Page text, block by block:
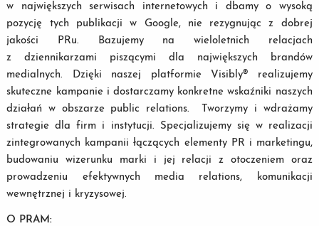
w największych serwisach internetowych i dbamy o wysoką
pozycję tych publikacji w Google, nie rezygnując z dobrej
jakości PRu. Bazujemy na wieloletnich relacjach
z dziennikarzami piszącymi dla największych brandów
medialnych. Dzięki naszej platformie Visibly® realizujemy
skuteczne kampanie i dostarczamy konkretne wskaźniki naszych
działań w obszarze public relations. Tworzymy i wdrażamy
strategie dla firm i instytucji. Specjalizujemy się w realizacji
zintegrowanych kampanii łączących elementy PR i marketingu,
budowaniu wizerunku marki i jej relacji z otoczeniem oraz
prowadzeniu efektywnych media relations, komunikacji
wewnętrznej i kryzysowej.
O PRAM: